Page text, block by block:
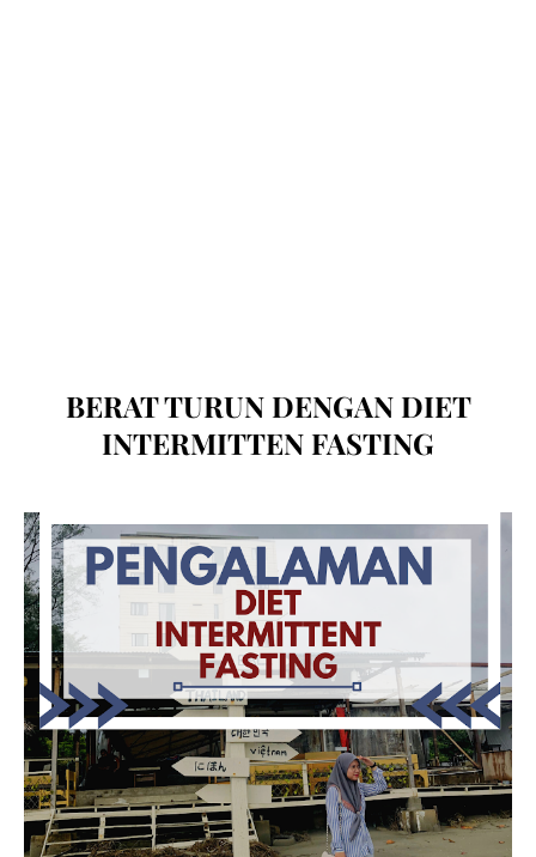
BERAT TURUN DENGAN DIET
INTERMITTEN FASTING